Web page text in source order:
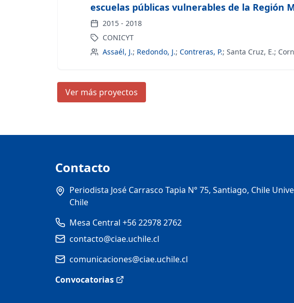
escuelas públicas vulnerables de la
2015 - 2018
CONICYT
Assaél, J.; Redondo, J.; Contreras, P.; Santa Cruz, E.;
Ver más proyectos
Contacto
Periodista José Carrasco Tapia N° 75, Santiago, Chile
Chile
Mesa Central +56 22978 2762
contacto@ciae.uchile.cl
comunicaciones@ciae.uchile.cl
Convocatorias